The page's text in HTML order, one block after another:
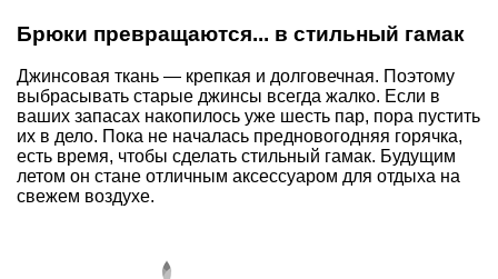
Брюки превращаются... в стильный гамак
Джинсовая ткань — крепкая и долговечная. Поэтому
выбрасывать старые джинсы всегда жалко. Если в
ваших запасах накопилось уже шесть пар, пора пустить
их в дело. Пока не началась предновогодняя горячка,
есть время, чтобы сделать стильный гамак. Будущим
летом он стане отличным аксессуаром для отдыха на
свежем воздухе.